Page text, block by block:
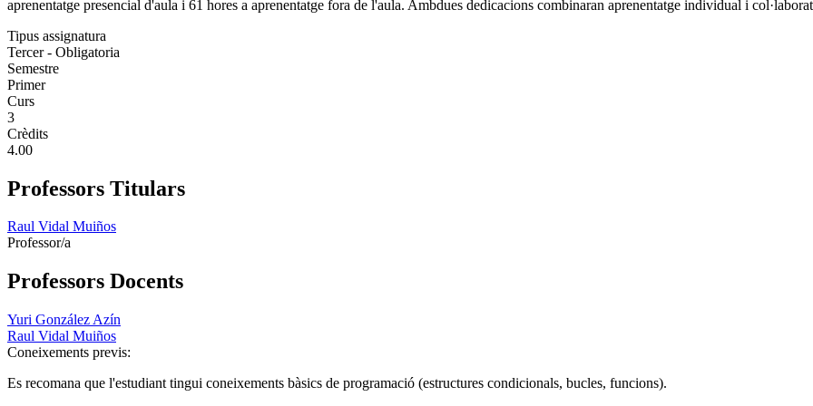
aprenentatge presencial d'aula i 61 hores a aprenentatge fora de l'aula. Ambdues dedicacions combinaran aprenentatge individual i
Tipus assignatura
Tercer - Obligatoria
Semestre
Primer
Curs
3
Crèdits
4.00
Professors Titulars
Raul Vidal Muiños
Professor/a
Professors Docents
Yuri González Azín
Raul Vidal Muiños
Coneixements previs:
Es recomana que l'estudiant tingui coneixements bàsics de programació (estructures condicionals, bucles, funcions).